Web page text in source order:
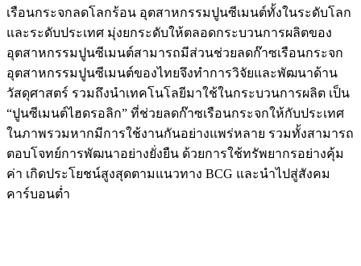
เรือนกระจกลดโลกร้อน อุตสาหกรรมปูนซีเมนต์ทั้งในระดับโลก
และระดับประเทศ มุ่งยกระดับให้ตลอดกระบวนการผลิตของ
อุตสาหกรรมปูนซีเมนต์สามารถมีส่วนช่วยลดก๊าซเรือนกระจก
อุตสาหกรรมปูนซีเมนต์ของไทยจึงทำการวิจัยและพัฒนาด้าน
วัสดุศาสตร์ รวมถึงนำเทคโนโลยีมาใช้ในกระบวนการผลิต เป็น
“ปูนซีเมนต์ไฮดรอลิก” ที่ช่วยลดก๊าซเรือนกระจกให้กับประเทศ
ในภาพรวมหากมีการใช้งานกันอย่างแพร่หลาย รวมทั้งสามารถ
ตอบโจทย์การพัฒนาอย่างยั่งยืน ด้วยการใช้ทรัพยากรอย่างคุ้ม
ค่า เกิดประโยชน์สูงสุดตามแนวทาง BCG และนำไปสู่สังคม
คาร์บอนต่ำ